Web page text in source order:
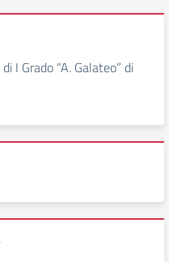
I Grado “A. Galateo” di